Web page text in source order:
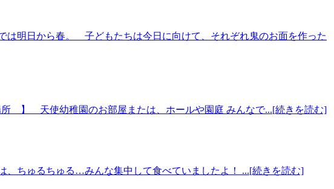
は明日から春。 子どもたちは今日に向けて、それぞれ鬼のお面を作った
】 天使幼稚園のお部屋または、ホールや園庭 みんなで...[続きを読む]
、ちゅるちゅる…みんな集中して食べていましたよ！ ...[続きを読む]